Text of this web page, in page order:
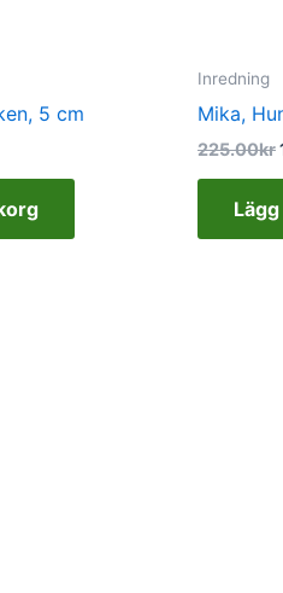
5 cm
Inredning
Mika,
225.00kr